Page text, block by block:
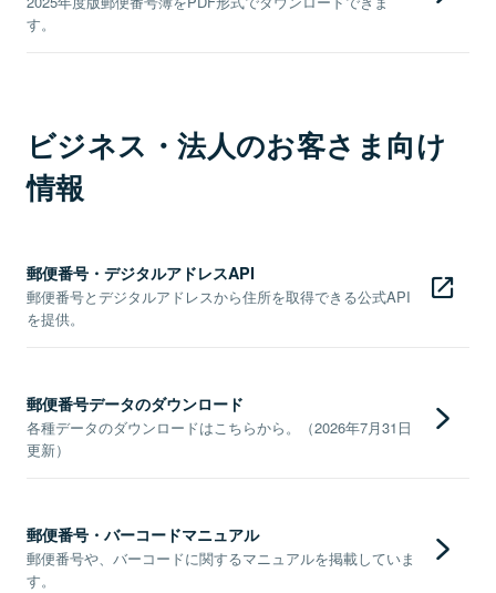
す。
ビジネス・法人のお客さま向け
情報
郵便番号・デジタルアドレスAPI
郵便番号とデジタルアドレスから住所を取得できる公式API
を提供。
郵便番号データのダウンロード
各種データのダウンロードはこちらから。（2026年7月31日
更新）
郵便番号・バーコードマニュアル
郵便番号や、バーコードに関するマニュアルを掲載していま
す。